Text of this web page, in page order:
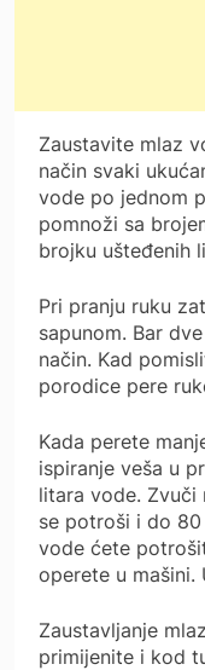
Zaustavite mlaz
način svaki
vode po jednom
pomnoži sa
brojku ušteđenih
Pri pranju ruku
sapunom. Bar
način. Kad
porodice pere
Kada perete
ispiranje veša u
litara vode. Zvuči
se potroši i do
vode ćete
operete u
Zaustavljanje
primijenite i kod